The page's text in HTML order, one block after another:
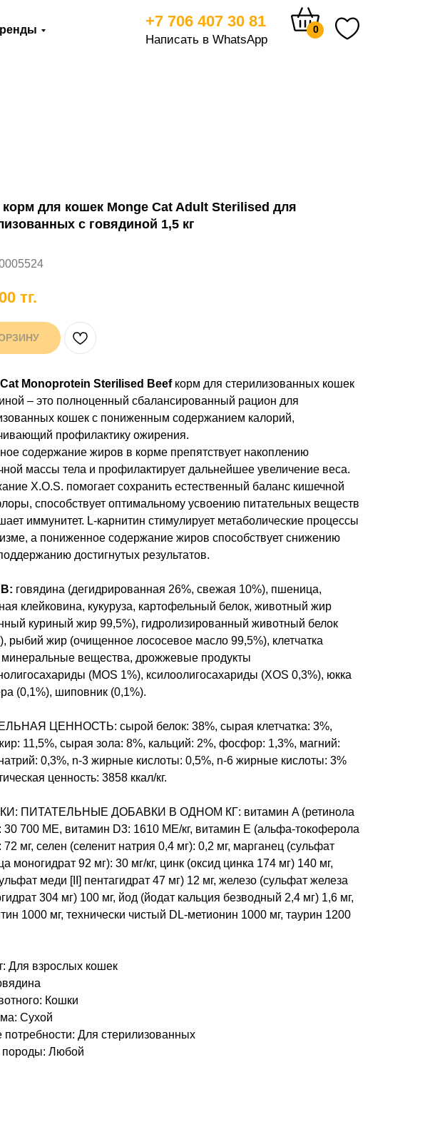
0
+7 706 407 30 81
Написать в WhatsApp
для кошек Monge Cat Adult Sterilised для
с говядиной 1,5 кг
тг.
Monoprotein Sterilised Beefкорм для стерилизованных кошек
– это полноценный сбалансированный рацион для
кошек с пониженным содержанием калорий,
профилактику ожирения.
содержание жиров в корме препятствует накоплению
массы тела и профилактирует дальнейшее увеличение веса.
X.O.S. помогает сохранить естественный баланс кишечной
способствует оптимальному усвоению питательных веществ
иммунитет. L-карнитин стимулирует метаболические процессы
а пониженное содержание жиров способствует снижению
достигнутых результатов.
говядина (дегидрированная 26%, свежая 10%), пшеница,
клейковина, кукуруза, картофельный белок, животный жир
куриный жир 99,5%), гидролизированный животный белок
рыбий жир (очищенное лососевое масло 99,5%), клетчатка
минеральные вещества, дрожжевые продукты
(МОS 1%), ксилоолигосахариды (XOS 0,3%), юкка
(0,1%), шиповник (0,1%).
ЦЕННОСТЬ: сырой белок: 38%, сырая клетчатка: 3%,
11,5%, сырая зола: 8%, кальций: 2%, фосфор: 1,3%, магний:
0,3%, n-3 жирные кислоты: 0,5%, n-6 жирные кислоты: 3%
ценность: 3858 ккал/кг.
ПИТАТЕЛЬНЫЕ ДОБАВКИ В ОДНОМ КГ: витамин A (ретинола
30 700 МЕ, витамин D3: 1610 МЕ/кг, витамин Е (альфа-токоферола
72 мг, селен (селенит натрия 0,4 мг): 0,2 мг, марганец (сульфат
моногидрат 92 мг): 30 мг/кг, цинк (оксид цинка 174 мг) 140 мг,
меди [II] пентагидрат 47 мг) 12 мг, железо (сульфат железа
304 мг) 100 мг, йод (йодат кальция безводный 2,4 мг) 1,6 мг,
1000 мг, технически чистый DL-метионин 1000 мг, таурин 1200
Для взрослых кошек
Кошки
Сухой
Для стерилизованных
породы: Любой